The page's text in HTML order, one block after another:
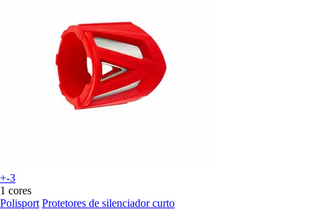
+-3
1 cores
Polisport Protetores de silenciador curto